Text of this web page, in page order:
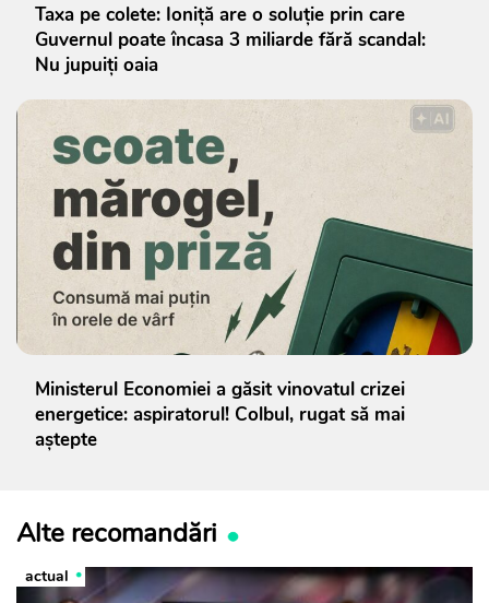
Taxa pe colete: Ioniță are o soluție prin care
Guvernul poate încasa 3 miliarde fără scandal:
Nu jupuiți oaia
Ministerul Economiei a găsit vinovatul crizei
energetice: aspiratorul! Colbul, rugat să mai
aștepte
Alte recomandări
actual